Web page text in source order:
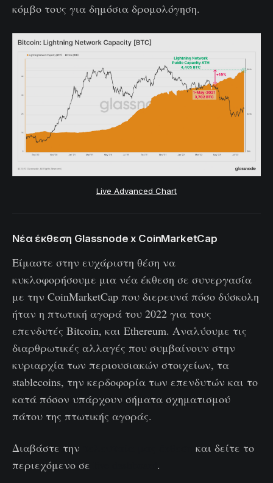
κόμβο τους για δημόσια δρομολόγηση.
Live Advanced Chart
Νέα έκθεση Glassnode x CoinMarketCap
Είμαστε στην ευχάριστη θέση να
κυκλοφορήσουμε μια νέα έκθεση σε συνεργασία
με την CoinMarketCap που διερευνά πόσο δύσκολη
ήταν η πτωτική αγορά του 2022 για τους
επενδυτές Bitcoin, και Ethereum. Αναλύουμε τις
διαρθρωτικές αλλαγές που συμβαίνουν στην
κυριαρχία των περιουσιακών στοιχείων, τα
stablecoins, την κερδοφορία των επενδυτών και το
κατά πόσον υπάρχουν σήματα σχηματισμού
πάτου της πτωτικής αγοράς.
Διαβάστε την
και δείτε το
περιεχόμενο σε
.